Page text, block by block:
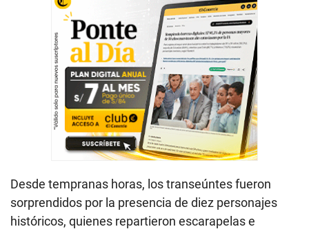
Desde tempranas horas, los transeúntes fueron
sorprendidos por la presencia de diez personajes
históricos, quienes repartieron escarapelas e